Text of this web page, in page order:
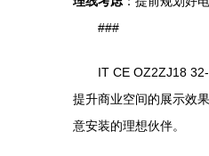
###
IT CE OZ2ZJ18
提升商业空间的展示效
意安装的理想伙伴。